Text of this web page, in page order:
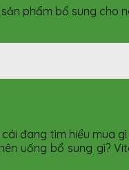
phẩm bổ sung cho
đang tìm hiểu mua
uống bổ sung gì?